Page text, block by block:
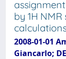
by 1H
2008-01-01
Giancarlo;